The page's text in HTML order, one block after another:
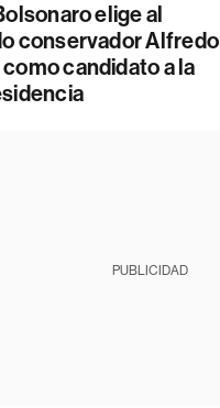
elige al
conservador Alfredo
candidato a la
PUBLICIDAD